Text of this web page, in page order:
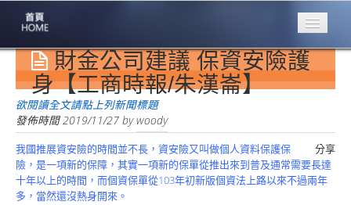
專業豐林
Professional
保險大家談
1386集
台灣商業保險
第一品牌
關於豐林
財金公司建議 保資安險護
身【工商時報/朱漢崙】
欲閱讀全文請點上列新聞標題
發佈時間2019/11/27 bywoody
分享
我國推展資安險的時間並不長，資安險又叫做個人資料保護保
險，是一項新的保障，其實一項新的保單從推出來到普及通常需要長達
十年以上的時間，而個資保單從103年初新版個資法上路以來不過兩年
多，當然還沒熱身開來。